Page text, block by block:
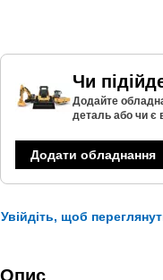
Чи
Додайте
деталь або чи є
Додати обладнання
Увійдіть, щоб
Опис